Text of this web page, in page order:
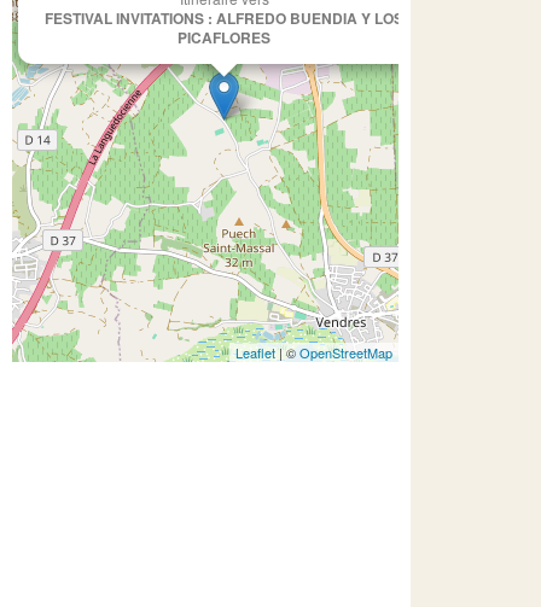
FESTIVAL INVITATIONS : ALFREDO BUENDIA Y LOS
PICAFLORES
Leaflet| ©OpenStreetMap